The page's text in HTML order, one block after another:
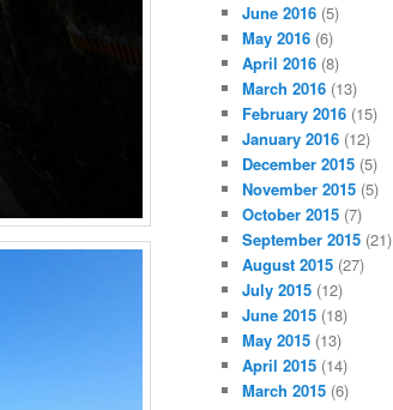
June 2016 (5)
May 2016 (6)
April 2016 (8)
March 2016 (13)
February 2016 (15)
January 2016 (12)
December 2015 (5)
November 2015 (5)
October 2015 (7)
September 2015 (21)
August 2015 (27)
July 2015 (12)
June 2015 (18)
May 2015 (13)
April 2015 (14)
March 2015 (6)